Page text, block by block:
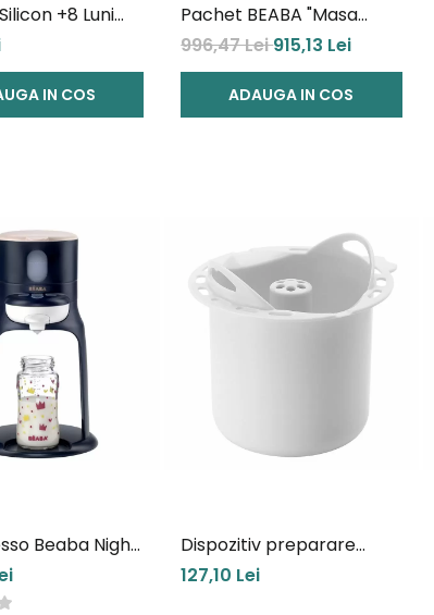
+8 Luni
IN COS
Pachet BEABA "Masa
bebelusului"
996,47 Lei915,13 Lei
ADAUGA IN COS
Beaba Night
Dispozitiv preparare
orez/paste Babycook
127,10 Lei